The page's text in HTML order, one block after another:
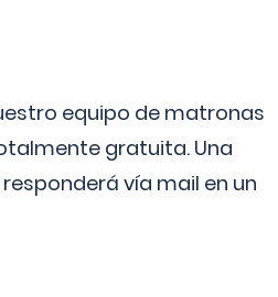
equipo de matronas
gratuita. Una
vía mail en un